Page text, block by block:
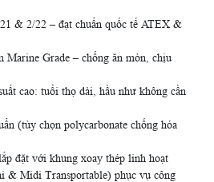
& 2/22 – đạt chuẩn quốc tế ATEX &
Marine Grade – chống ăn mòn, chịu
cao: tuổi thọ dài, hầu như không cần
(tùy chọn polycarbonate chống hóa
đặt với khung xoay thép linh hoạt
& Midi Transportable) phục vụ công